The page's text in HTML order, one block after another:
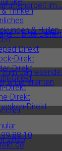
Trinken
& Hüllen
Direkt
Direkt
Direkt
Direkt
Direkt
Direkt
Direkt
88 10
im
– bitte
& Lieferanten
2025